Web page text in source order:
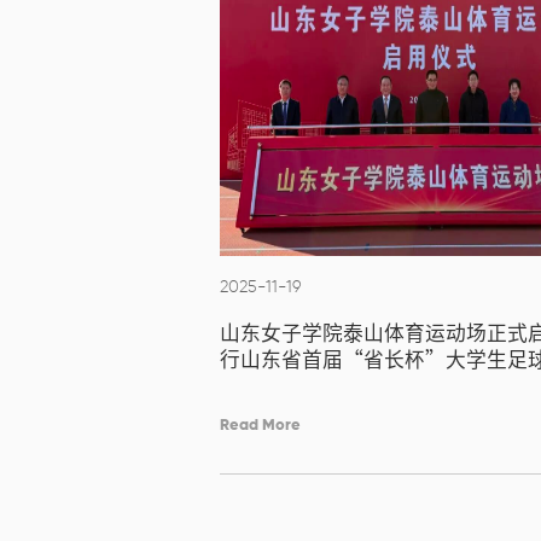
2025-11-19
山东女子学院泰山体育运动场正式
行山东省首届“省长杯”大学生足
Read More